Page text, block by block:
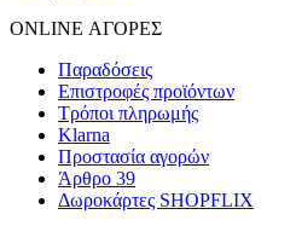
ONLINE ΑΓΟΡΕΣ
Παραδόσεις
Επιστροφές προϊόντων
Τρόποι πληρωμής
Klarna
Προστασία αγορών
Άρθρο 39
Δωροκάρτες SHOPFLIX